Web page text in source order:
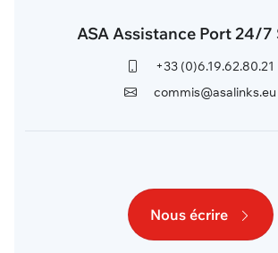
ASA Assistance Port 24/7
+33 (0)6.19.62.80.21
commis@asalinks.eu
Nous écrire